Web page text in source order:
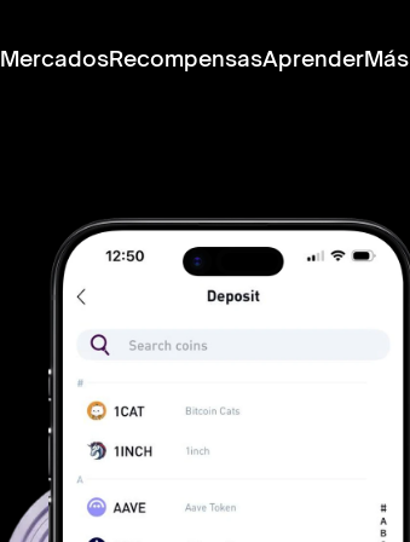
MercadosRecompensasAprenderMás